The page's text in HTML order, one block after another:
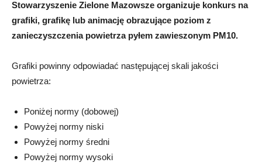
Abrys
Stowarzyszenie Zielone Mazowsze organizuje konkurs na
grafiki, grafikę lub animację obrazujące poziom z
zanieczyszczenia powietrza pyłem zawieszonym PM10.
Grafiki powinny odpowiadać następującej skali jakości
powietrza:
Poniżej normy (dobowej)
Powyżej normy niski
Powyżej normy średni
Powyżej normy wysoki